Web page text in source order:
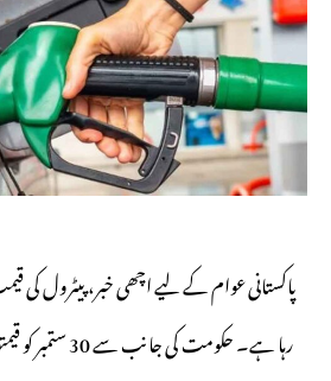
پاکستانی عوام کے لیے اچھی خبر، پیٹرول کی
رہا ہے۔ حکومت